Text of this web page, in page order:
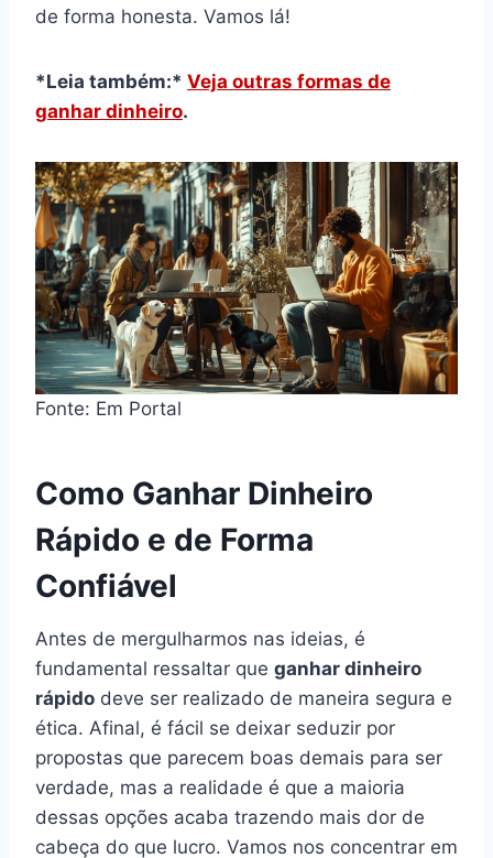
de forma honesta. Vamos lá!
*Leia também:* Veja outras formas de
ganhar dinheiro.
Fonte: Em Portal
Como Ganhar Dinheiro
Rápido e de Forma
Confiável
Antes de mergulharmos nas ideias, é
fundamental ressaltar que ganhar dinheiro
rápido deve ser realizado de maneira segura e
ética. Afinal, é fácil se deixar seduzir por
propostas que parecem boas demais para ser
verdade, mas a realidade é que a maioria
dessas opções acaba trazendo mais dor de
cabeça do que lucro. Vamos nos concentrar em